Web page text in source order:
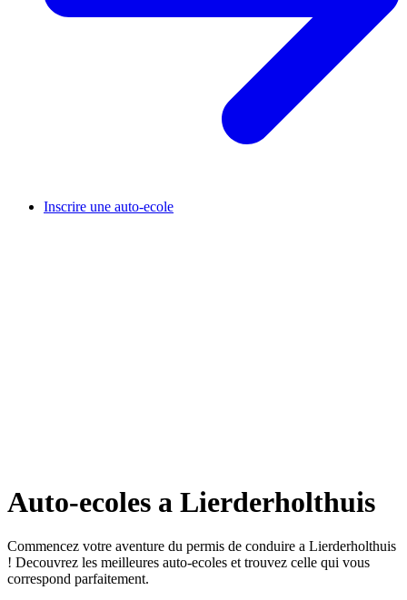
Inscrire une auto-ecole
Auto-ecoles a Lierderholthuis
Commencez votre aventure du permis de conduire a Lierderholthuis
! Decouvrez les meilleures auto-ecoles et trouvez celle qui vous
correspond parfaitement.